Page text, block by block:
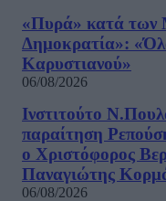
«Πυρά» κατά των
Δημοκρατία»:
Καρυστιανού»
06/08/2026
Ινστιτούτο
παραίτηση
ο Χριστόφορος
Παναγιώτης
06/08/2026